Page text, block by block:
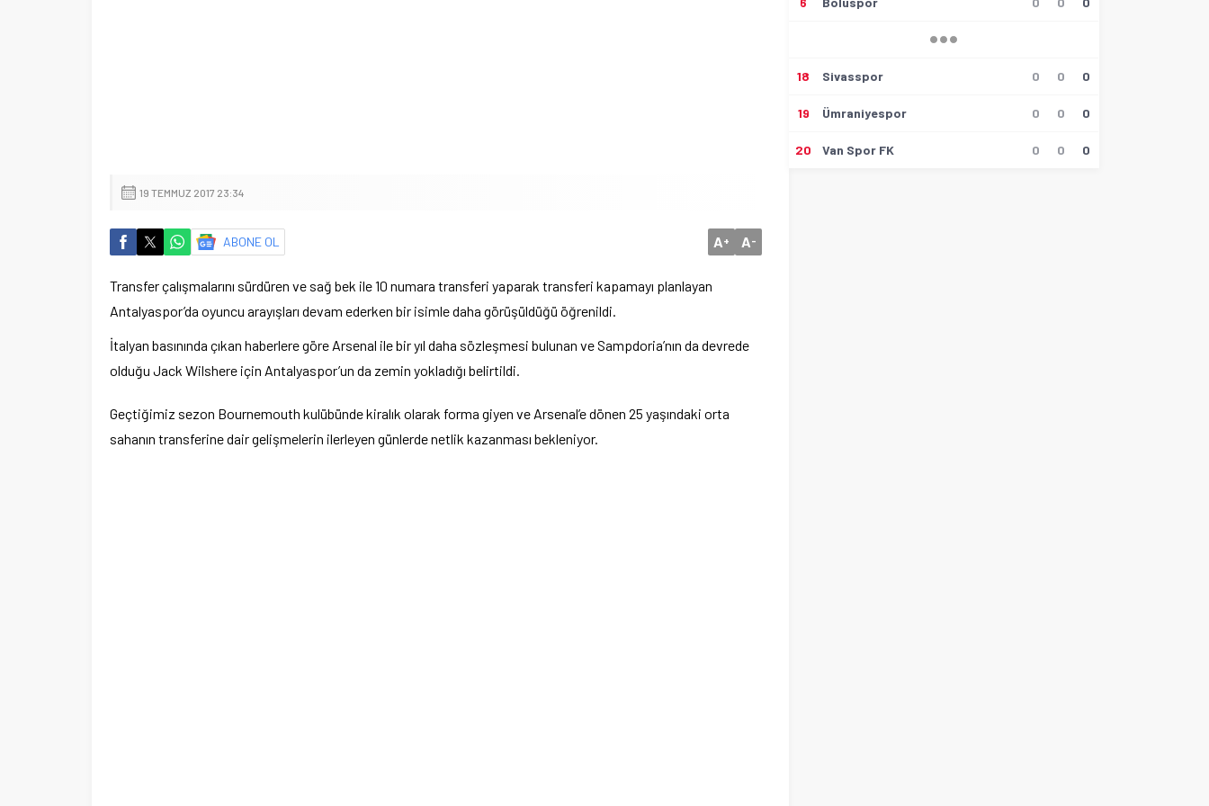
19 TEMMUZ 2017 23:34
ABONE OL A+ A-
Transfer çalışmalarını sürdüren ve sağ bek ile 10 numara transferi yaparak transferi kapamayı planlayan
Antalyaspor’da oyuncu arayışları devam ederken bir isimle daha görüşüldüğü öğrenildi.
İtalyan basınında çıkan haberlere göre Arsenal ile bir yıl daha sözleşmesi bulunan ve Sampdoria’nın da devrede
olduğu Jack Wilshere için Antalyaspor’un da zemin yokladığı belirtildi.
Geçtiğimiz sezon Bournemouth kulübünde kiralık olarak forma giyen ve Arsenal’e dönen 25 yaşındaki orta
sahanın transferine dair gelişmelerin ilerleyen günlerde netlik kazanması bekleniyor.
18 Sivasspor 0 0 0
19 Ümraniyespor 0 0 0
20 Van Spor FK 0 0 0